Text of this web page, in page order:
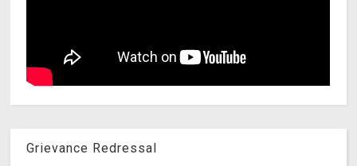
Grievance Redressal